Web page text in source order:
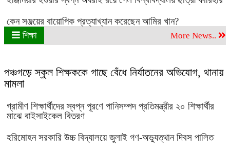
কেন সঞ্জয়ের বায়োপিক প্রত্যাখ্যান করেছেন আমির খান?
More News..
শিক্ষা
পঞ্চগড়ে স্কুল শিক্ষককে গাছে বেঁধে নির্যাতনের অভিযোগ, থানায়
মামলা
গ্রামীণ শিক্ষার্থীদের স্বপ্ন পূরণে পানিসম্পদ প্রতিমন্ত্রীর ২০ শিক্ষার্থীর
মাঝে বাইসাইকেল বিতরণ
হরিমোহন সরকারি উচ্চ বিদ্যালয়ে জুলাই গণ-অভ্যুত্থান দিবস পালিত